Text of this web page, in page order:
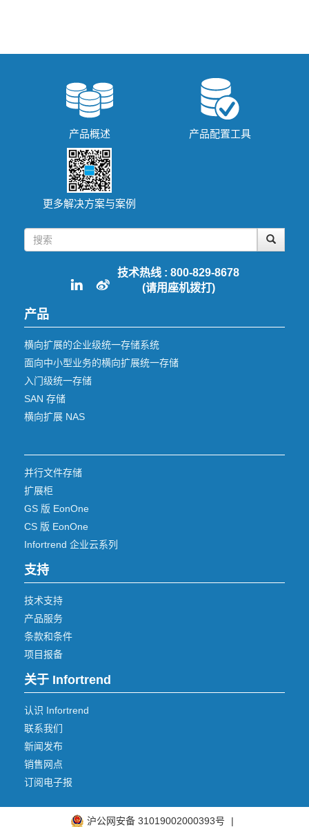
产品概述 产品配置工具
更多解决方案与案例
技术热线 : 800-829-8678
(请用座机拨打)
产品
横向扩展的企业级统一存储系统
面向中小型业务的横向扩展统一存储
入门级统一存储
SAN 存储
横向扩展 NAS
并行文件存储
扩展柜
GS 版 EonOne
CS 版 EonOne
Infortrend 企业云系列
支持
技术支持
产品服务
条款和条件
项目报备
关于 Infortrend
认识 Infortrend
联系我们
新闻发布
销售网点
订阅电子报
沪公网安备 31019002000393号